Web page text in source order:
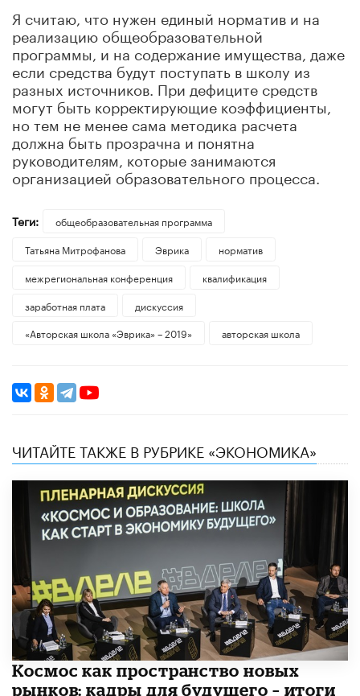
Я считаю, что нужен единый норматив и на
реализацию общеобразовательной
программы, и на содержание имущества, даже
если средства будут поступать в школу из
разных источников. При дефиците средств
могут быть корректирующие коэффициенты,
но тем не менее сама методика расчета
должна быть прозрачна и понятна
руководителям, которые занимаются
организацией образовательного процесса.
Теги:
общеобразовательная программа
Татьяна Митрофанова
Эврика
норматив
межрегиональная конференция
квалификация
заработная плата
дискуссия
«Авторская школа «Эврика» – 2019»
авторская школа
ЧИТАЙТЕ ТАКЖЕ В РУБРИКЕ «ЭКОНОМИКА»
Космос как пространство новых
рынков: кадры для будущего – итоги